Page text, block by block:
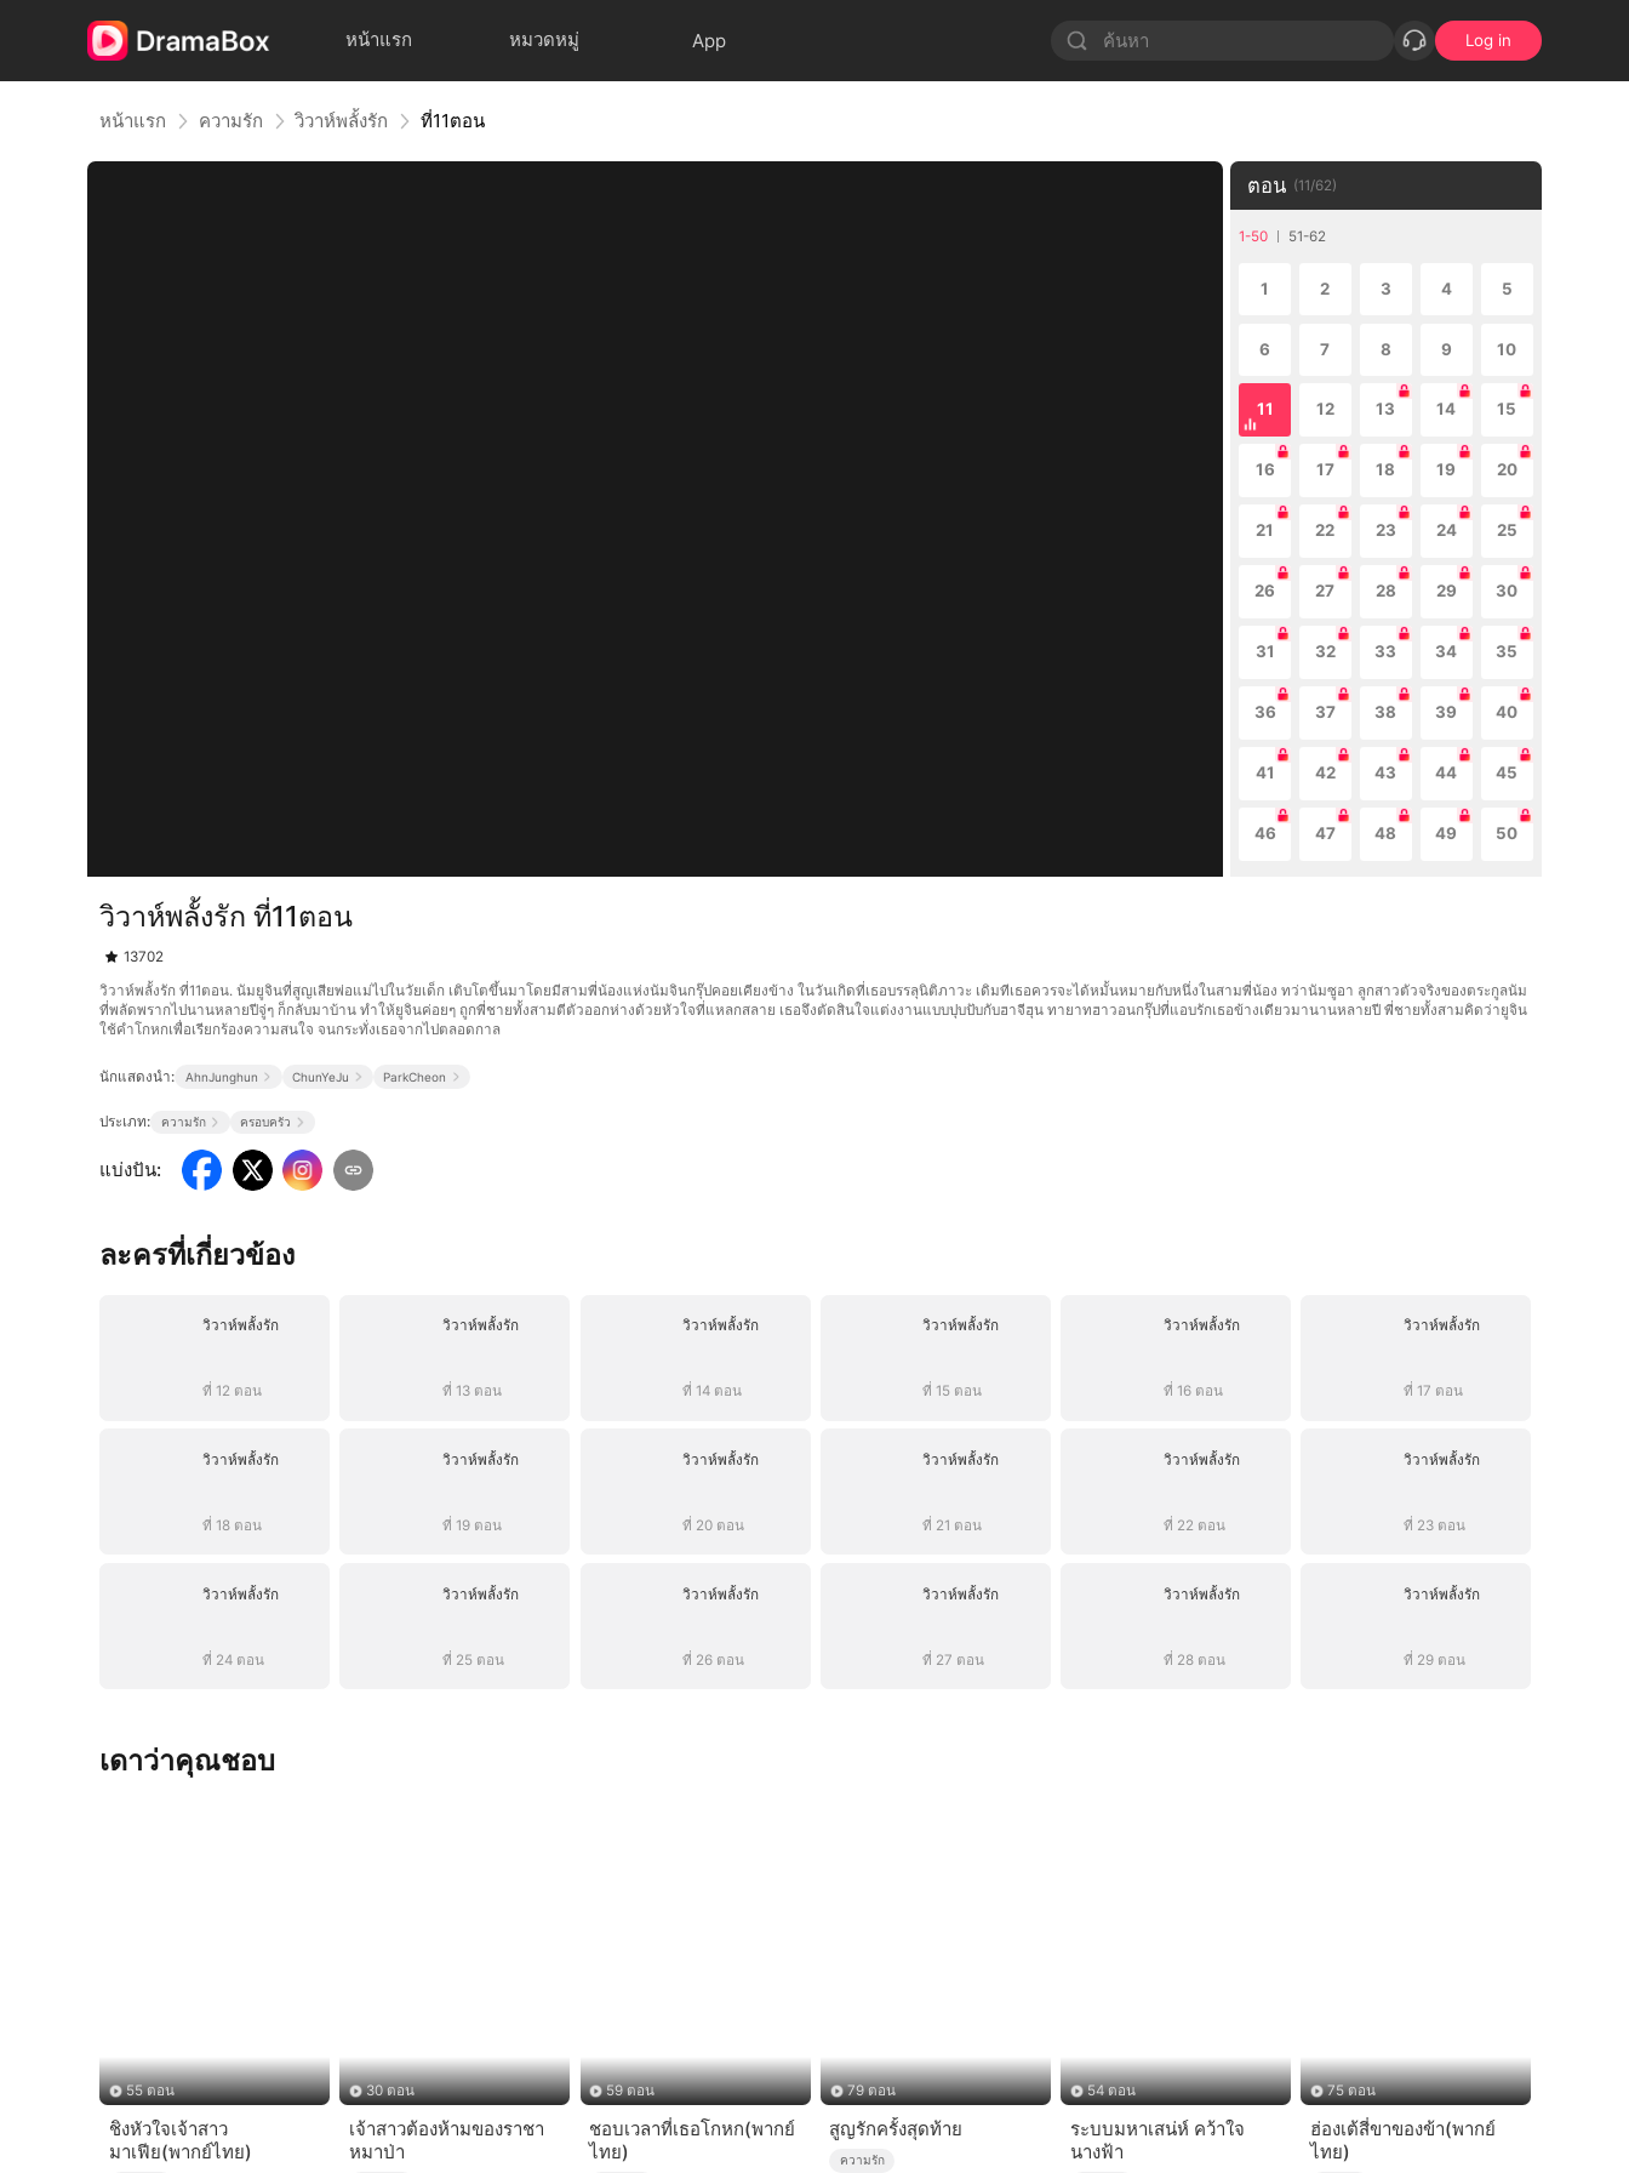
หน้าแรก หมวดหมู่ App Log in
หน้าแรก ความรัก วิวาห์พลั้งรัก ที่11ตอน
ตอน (11/62)
1-50 51-62
1 2 3 4 5
6 7 8 9 10
11 12 13 14 15
16 17 18 19 20
21 22 23 24 25
26 27 28 29 30
31 32 33 34 35
36 37 38 39 40
41 42 43 44 45
46 47 48 49 50
วิวาห์พลั้งรัก ที่11ตอน
13702
วิวาห์พลั้งรัก ที่11ตอน. นัมยูจินที่สูญเสียพ่อแม่ไปในวัยเด็ก เติบโตขึ้นมาโดยมีสามพี่น้องแห่งนัมจินกรุ๊ปคอยเคียงข้าง ในวันเกิดที่เธอบรรลุนิติภาวะ เดิมทีเธอควรจะได้หมั้นหมายกับหนึ่งในสามพี่น้อง ทว่านัมซูอา ลูกสาวตัวจริงของตระกูลนัม
ที่พลัดพรากไปนานหลายปีจู่ๆ ก็กลับมาบ้าน ทำให้ยูจินค่อยๆ ถูกพี่ชายทั้งสามตีตัวออกห่างด้วยหัวใจที่แหลกสลาย เธอจึงตัดสินใจแต่งงานแบบปุบปับกับฮาจีฮุน ทายาทฮาวอนกรุ๊ปที่แอบรักเธอข้างเดียวมานานหลายปี พี่ชายทั้งสามคิดว่ายูจิน
ใช้คำโกหกเพื่อเรียกร้องความสนใจ จนกระทั่งเธอจากไปตลอดกาล
นักแสดงนำ: AhnJunghun ChunYeJu ParkCheon
ประเภท: ความรัก ครอบครัว
แบ่งปัน:
ละครที่เกี่ยวข้อง
วิวาห์พลั้งรัก
ที่ 12 ตอน
วิวาห์พลั้งรัก
ที่ 13 ตอน
วิวาห์พลั้งรัก
ที่ 14 ตอน
วิวาห์พลั้งรัก
ที่ 15 ตอน
วิวาห์พลั้งรัก
ที่ 16 ตอน
วิวาห์พลั้งรัก
ที่ 17 ตอน
วิวาห์พลั้งรัก
ที่ 18 ตอน
วิวาห์พลั้งรัก
ที่ 19 ตอน
วิวาห์พลั้งรัก
ที่ 20 ตอน
วิวาห์พลั้งรัก
ที่ 21 ตอน
วิวาห์พลั้งรัก
ที่ 22 ตอน
วิวาห์พลั้งรัก
ที่ 23 ตอน
วิวาห์พลั้งรัก
ที่ 24 ตอน
วิวาห์พลั้งรัก
ที่ 25 ตอน
วิวาห์พลั้งรัก
ที่ 26 ตอน
วิวาห์พลั้งรัก
ที่ 27 ตอน
วิวาห์พลั้งรัก
ที่ 28 ตอน
วิวาห์พลั้งรัก
ที่ 29 ตอน
เดาว่าคุณชอบ
55 ตอน
ชิงหัวใจเจ้าสาว
มาเฟีย(พากย์ไทย)
30 ตอน
เจ้าสาวต้องห้ามของราชา
หมาป่า
59 ตอน
ชอบเวลาที่เธอโกหก(พากย์
ไทย)
79 ตอน
สูญรักครั้งสุดท้าย
ความรัก
54 ตอน
ระบบมหาเสน่ห์ คว้าใจ
นางฟ้า
75 ตอน
ฮ่องเต้สี่ขาของข้า(พากย์
ไทย)